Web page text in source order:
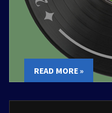
READ MORE »